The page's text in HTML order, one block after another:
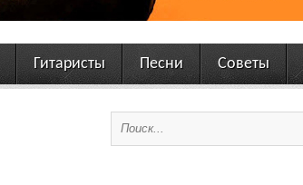
Гитаристы Песни Советы